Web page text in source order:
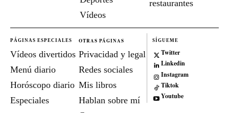
Vídeos
restaurantes
PÁGINAS ESPECIALES
Vídeos divertidos
Menú diario
Horóscopo diario
Especiales
OTRAS PÁGINAS
Privacidad y legal
Redes sociales
Mis libros
Hablan sobre mí
SÍGUEME
Twitter
Linkedin
Instagram
Tiktok
Youtube